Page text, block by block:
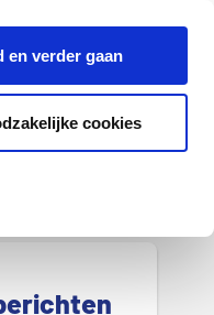
en verder gaan
cookies